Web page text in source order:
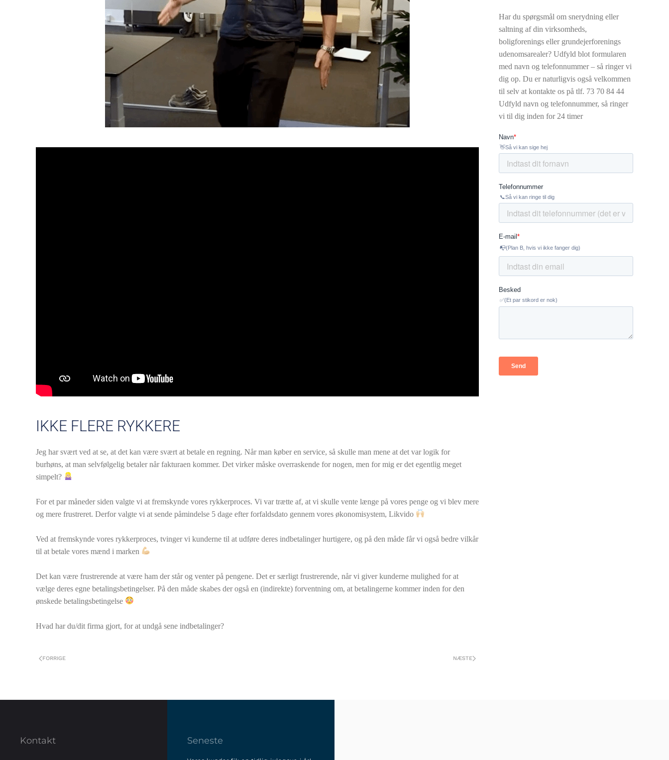
IKKE FLERE RYKKERE
Jeg har svært ved at se, at det kan være svært at betale en regning. Når man køber en service, så skulle man mene at det var logik for
burhøns, at man selvfølgelig betaler når fakturaen kommer. Det virker måske overraskende for nogen, men for mig er det egentlig meget
simpelt?
For et par måneder siden valgte vi at fremskynde vores rykkerproces. Vi var trætte af, at vi skulle vente længe på vores penge og vi blev mere
og mere frustreret. Derfor valgte vi at sende påmindelse 5 dage efter forfaldsdato gennem vores økonomisystem, Likvido
Ved at fremskynde vores rykkerproces, tvinger vi kunderne til at udføre deres indbetalinger hurtigere, og på den måde får vi også bedre vilkår
til at betale vores mænd i marken
Det kan være frustrerende at være ham der står og venter på pengene. Det er særligt frustrerende, når vi giver kunderne mulighed for at
vælge deres egne betalingsbetingelser. På den måde skabes der også en (indirekte) forventning om, at betalingerne kommer inden for den
ønskede betalingsbetingelse
Hvad har du/dit firma gjort, for at undgå sene indbetalinger?
FORRIGE NÆSTE
Har du spørgsmål om snerydning eller
saltning af din virksomheds,
boligforenings eller grundejerforenings
udenomsarealer? Udfyld blot formularen
med navn og telefonnummer – så ringer vi
dig op. Du er naturligvis også velkommen
til selv at kontakte os på tlf. 73 70 84 44
Udfyld navn og telefonnummer, så ringer
vi til dig inden for 24 timer
Kontakt Seneste